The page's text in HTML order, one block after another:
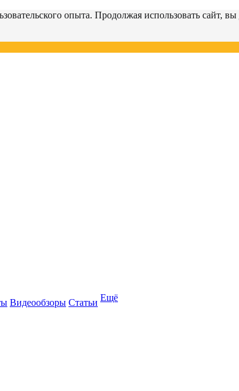
опыта. Продолжая использовать сайт,
Видеообзоры Статьи Ещё